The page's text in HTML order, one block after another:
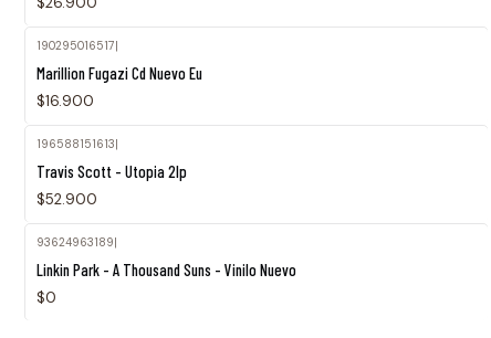
190295016517|
Marillion Fugazi Cd Nuevo Eu
$16.900
196588151613|
Travis Scott - Utopia 2lp
$52.900
93624963189|
Linkin Park - A Thousand Suns - Vinilo Nuevo
$0